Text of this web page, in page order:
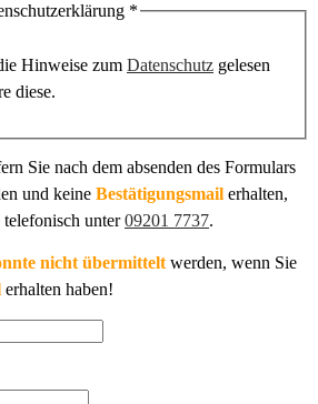
*
Hinweise zum Datenschutz gelesen
diese.
Sie nach dem absenden des Formulars
und keine Bestätigungsmail erhalten,
unter09201 7737.
nicht übermittelt werden, wenn Sie
erhalten haben!